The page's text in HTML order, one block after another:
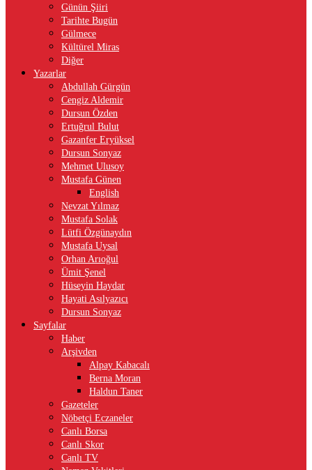
Günün Şiiri
Tarihte Bugün
Gülmece
Kültürel Miras
Diğer
Yazarlar
Abdullah Gürgün
Cengiz Aldemir
Dursun Özden
Ertuğrul Bulut
Gazanfer Eryüksel
Dursun Sonyaz
Mehmet Ulusoy
Mustafa Günen
English
Nevzat Yılmaz
Mustafa Solak
Lütfi Özgünaydın
Mustafa Uysal
Orhan Arıoğul
Ümit Şenel
Hüseyin Haydar
Hayati Asılyazıcı
Dursun Sonyaz
Sayfalar
Haber
Arşivden
Alpay Kabacalı
Berna Moran
Haldun Taner
Gazeteler
Nöbetçi Eczaneler
Canlı Borsa
Canlı Skor
Canlı TV